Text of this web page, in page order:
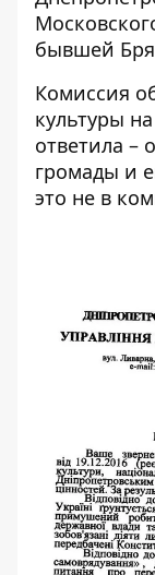
бывшей
Комиссия
культуры
ответила –
громады и
это не в